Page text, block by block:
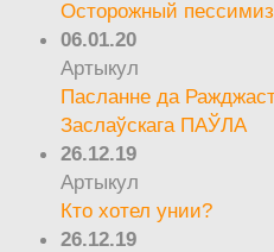
Осторожный
06.01.20
Артыкул
Пасланне да
Заслаўскага ПАЎЛА
26.12.19
Артыкул
Кто хотел унии?
26.12.19